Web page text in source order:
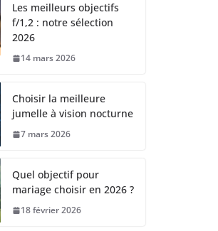
Les meilleurs objectifs
f/1,2 : notre sélection
2026
14 mars 2026
Choisir la meilleure
jumelle à vision nocturne
7 mars 2026
Quel objectif pour
mariage choisir en 2026 ?
18 février 2026